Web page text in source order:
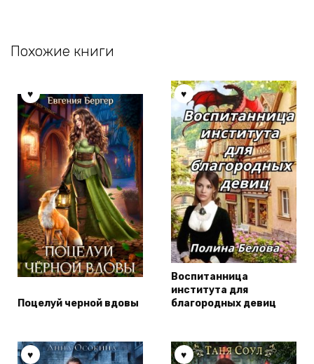
Похожие книги
Поцелуй черной вдовы
Воспитанница
института для
благородных девиц